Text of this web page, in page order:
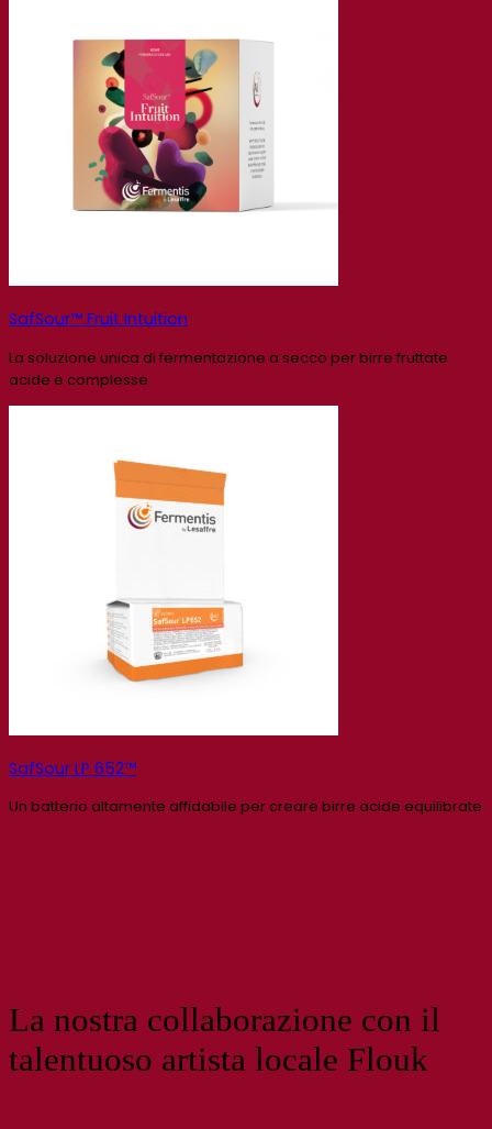
SafSour™ Fruit Intuition
La soluzione unica di fermentazione a secco per birre fruttate
acide e complesse
SafSour LP 652™
Un batterio altamente affidabile per creare birre acide equilibrate
La nostra collaborazione con il
talentuoso artista locale Flouk